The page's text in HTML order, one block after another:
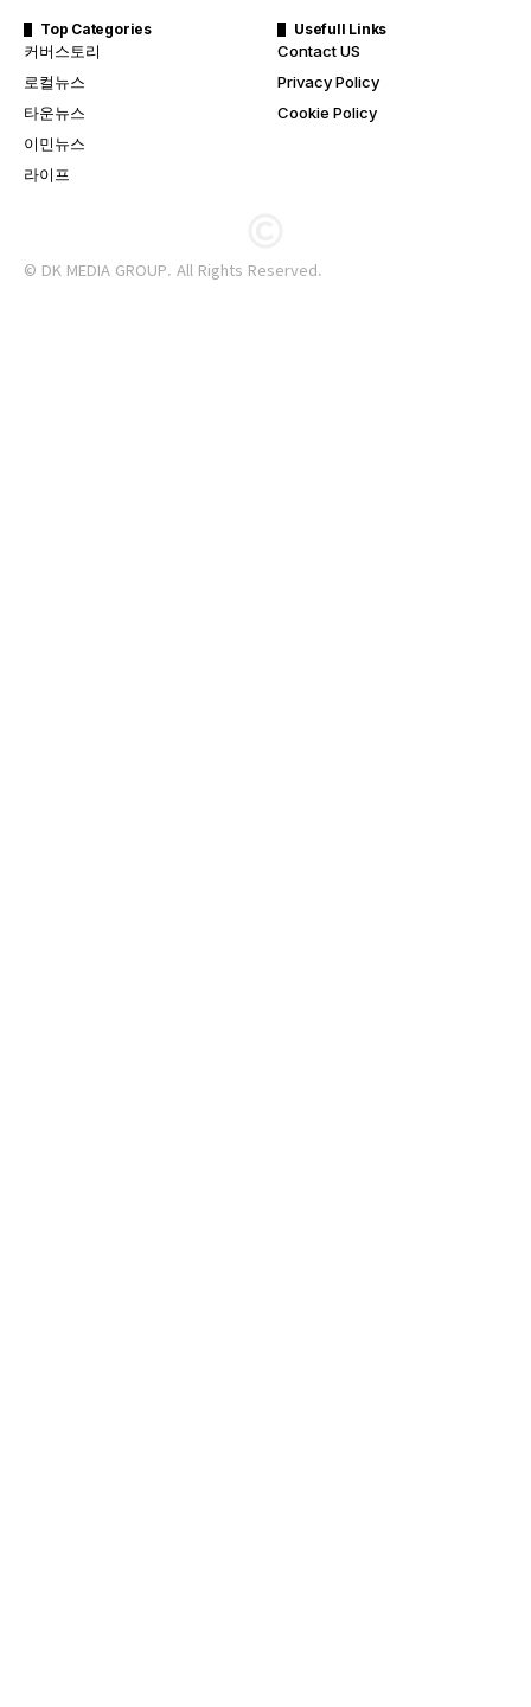
Top Categories
커버스토리
로컬뉴스
타운뉴스
이민뉴스
라이프
Usefull Links
Contact US
Privacy Policy
Cookie Policy
© DK MEDIA GROUP. All Rights Reserved.